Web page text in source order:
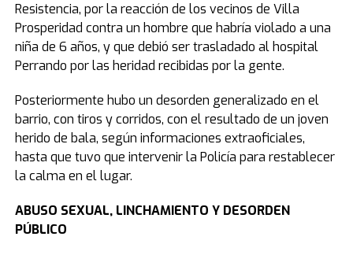
Resistencia, por la reacción de los vecinos de Villa
Prosperidad contra un hombre que habría violado a una
niña de 6 años, y que debió ser trasladado al hospital
Perrando por las heridad recibidas por la gente.
Posteriormente hubo un desorden generalizado en el
barrio, con tiros y corridos, con el resultado de un joven
herido de bala, según informaciones extraoficiales,
hasta que tuvo que intervenir la Policía para restablecer
la calma en el lugar.
ABUSO SEXUAL, LINCHAMIENTO Y DESORDEN
PÚBLICO